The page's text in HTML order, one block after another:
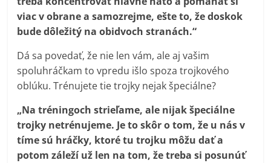
viac v obrane a samozrejme, ešte to, že doskok
bude dôležitý na obidvoch stranách.“
Dá sa povedať, že nie len vám, ale aj vašim
spoluhráčkam to vpredu išlo spoza trojkového
oblúku. Trénujete tie trojky nejak špeciálne?
„Na tréningoch strieľame, ale nijak špeciálne
trojky netrénujeme. Je to skôr o tom, že u nás v
tíme sú hráčky, ktoré tu trojku môžu dať a
potom záleží už len na tom, že treba si posunúť